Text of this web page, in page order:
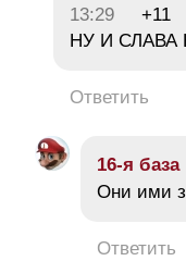
13:29
+11
НУ И СЛАВА
Ответить
16-я база
Они ими
Ответить